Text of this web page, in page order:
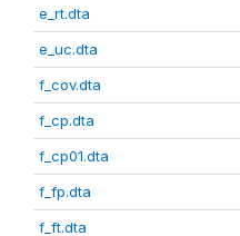
e_rt.dta
e_uc.dta
f_cov.dta
f_cp.dta
f_cp01.dta
f_fp.dta
f_ft.dta